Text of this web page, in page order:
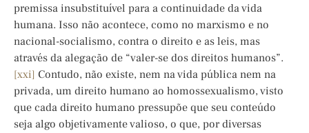
premissa insubstituível para a continuidade da vida
humana. Isso não acontece, como no marxismo e no
nacional-socialismo, contra o direito e as leis, mas
através da alegação de “valer-se dos direitos humanos”.
[xxi] Contudo, não existe, nem na vida pública nem na
privada, um direito humano ao homossexualismo, visto
que cada direito humano pressupõe que seu conteúdo
seja algo objetivamente valioso, o que, por diversas